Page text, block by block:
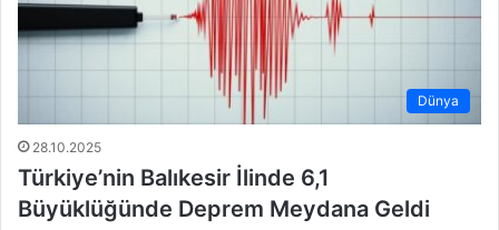
Dünya
28.10.2025
Türkiye’nin Balıkesir İlinde 6,1
Büyüklüğünde Deprem Meydana Geldi